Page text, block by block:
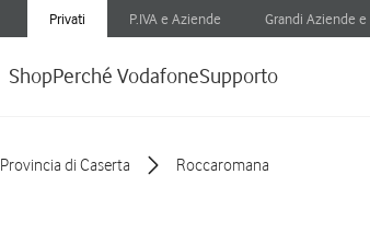
Privati P.IVA e Aziende Grandi Aziende e
ShopPerché VodafoneSupporto
Provincia di Caserta Roccaromana